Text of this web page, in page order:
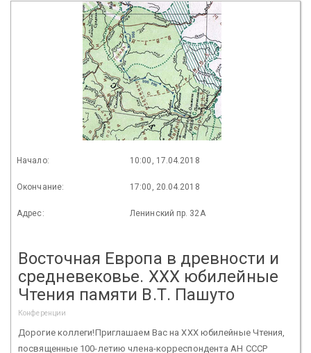
Начало: 10:00, 17.04.2018
Окончание: 17:00, 20.04.2018
Адрес: Ленинский пр. 32А
Восточная Европа в древности и
средневековье. XXХ юбилейные
Чтения памяти В.Т. Пашуто
Конференции
Дорогие коллеги!Приглашаем Вас на XXX юбилейные Чтения,
посвященные 100-летию члена-корреспондента АН СССР